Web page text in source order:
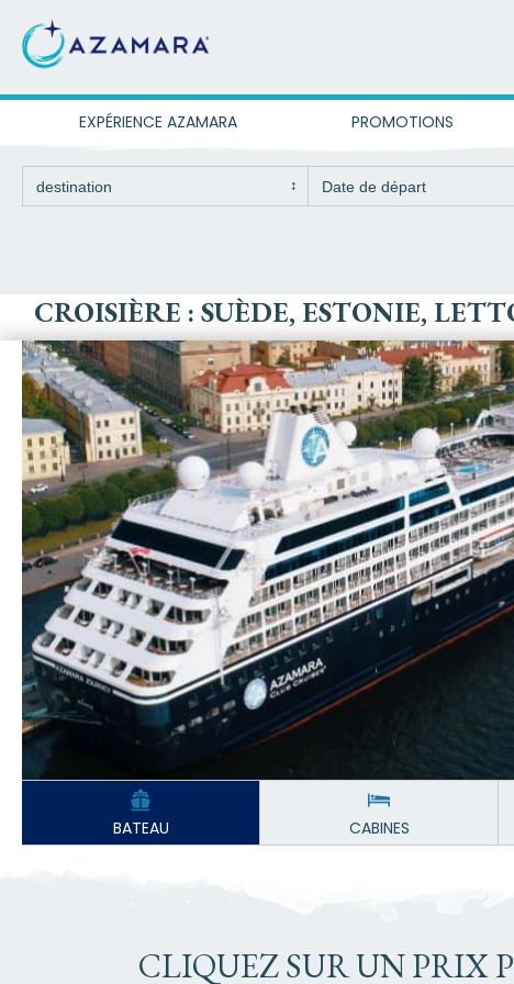
EXPÉRIENCE AZAMARA PROMOTIONS
CROISIÈRE : SUÈDE, ESTONIE,
BATEAU CABINES
CLIQUEZ SUR UN PRIX